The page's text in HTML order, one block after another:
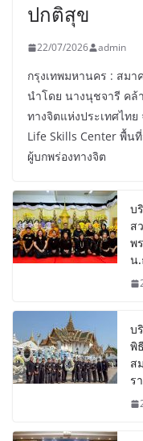
ปกติสุข
22/07/2026 admin
กรุงเทพมหานคร : สมา
นำโดย นางนุชจารี คล้
ทางจิตแห่งประเทศไท
Life Skills Center พื้น
ผู้บกพร่องทางจิต
บ
ส
พ
น.
บ
พิ
ส
ร